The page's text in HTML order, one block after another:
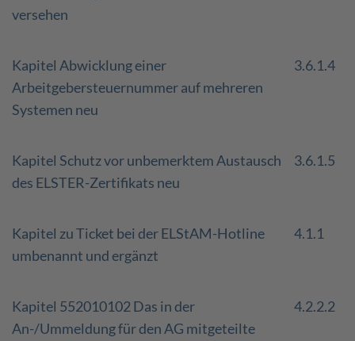
versehen
Kapitel Abwicklung einer
Arbeitgebersteuernummer auf mehreren
Systemen neu
3.6.1.4
Kapitel Schutz vor unbemerktem Austausch
des ELSTER-Zertifikats neu
3.6.1.5
Kapitel zu Ticket bei der ELStAM-Hotline
umbenannt und ergänzt
4.1.1
Kapitel 552010102 Das in der
An-/Ummeldung für den AG mitgeteilte
4.2.2.2